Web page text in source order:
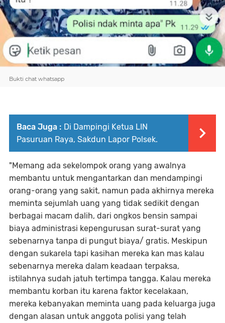
Bukti chat whatsapp
Baca Juga : Di Dampingi Ketua LIN
Pasuruan Raya, Sakdun Lapor Polsek.
"Memang ada sekelompok orang yang awalnya
membantu untuk mengantarkan dan mendampingi
orang-orang yang sakit, namun pada akhirnya mereka
meminta sejumlah uang yang tidak sedikit dengan
berbagai macam dalih, dari ongkos bensin sampai
biaya administrasi kepengurusan surat-surat yang
sebenarnya tanpa di pungut biaya/ gratis. Meskipun
dengan sukarela tapi kasihan mereka kan mas kalau
sebenarnya mereka dalam keadaan terpaksa,
istilahnya sudah jatuh tertimpa tangga. Kalau mereka
membantu korban itu karena faktor kecelakaan,
mereka kebanyakan meminta uang pada keluarga juga
dengan alasan untuk anggota polisi yang telah